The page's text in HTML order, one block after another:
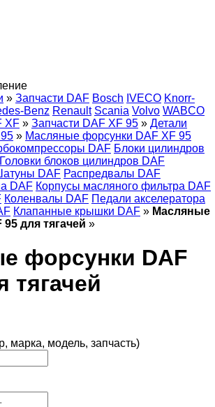
» Запчасти DAF Bosch IVECO Knorr-
Benz Renault Scania Volvo WABCO
XF » Запчасти DAF XF 95 » Детали
» Масляные форсунки DAF XF 95
DAF Блоки цилиндров
Головки блоков цилиндров DAF
DAF Распредвалы DAF
DAF Корпусы масляного фильтра DAF
Коленвалы DAF Педали акселератора
Клапанные крышки DAF » Масляные
для тягачей »
форсунки DAF
тягачей
марка, модель, запчасть)